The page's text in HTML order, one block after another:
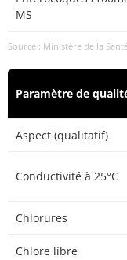
MS
Source : Ministère de la
Paramètre de
Aspect (qualitatif)
Conductivité à 25°C
Chlorures
Chlore libre